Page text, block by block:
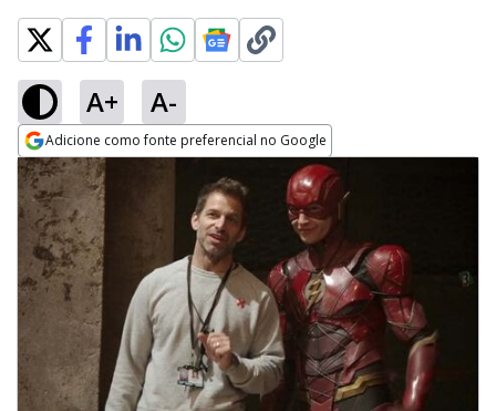
A+ A-
Adicione como fonte preferencial no Google
Opens in new window